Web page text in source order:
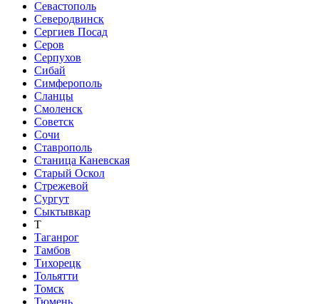
Севастополь
Северодвинск
Сергиев Посад
Серов
Серпухов
Сибай
Симферополь
Сланцы
Смоленск
Советск
Сочи
Ставрополь
Станица Каневская
Старый Оскол
Стрежевой
Сургут
Сыктывкар
Т
Таганрог
Тамбов
Тихорецк
Тольятти
Томск
Тюмень